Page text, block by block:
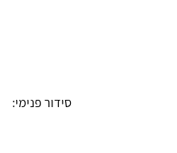
סידור פנימי: